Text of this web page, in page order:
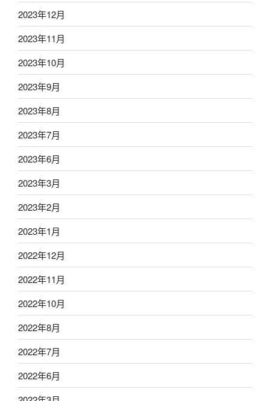
2023年12月
2023年11月
2023年10月
2023年9月
2023年8月
2023年7月
2023年6月
2023年3月
2023年2月
2023年1月
2022年12月
2022年11月
2022年10月
2022年8月
2022年7月
2022年6月